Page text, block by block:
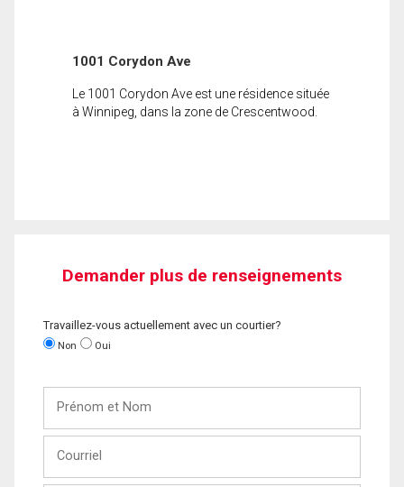
1001 Corydon Ave
Le 1001 Corydon Ave est une résidence située
à Winnipeg, dans la zone de Crescentwood.
Demander plus de renseignements
Travaillez-vous actuellement avec un courtier?
Non Oui
Nom